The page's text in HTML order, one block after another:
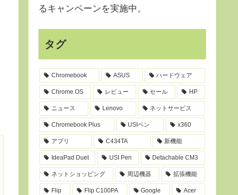
るキャンペーンを実施中。
タグ
Chromebook ASUS ハードウェア
Chrome OS レビュー セール HP
ニュース Lenovo ネットサービス
Chromebook Plus USIペン x360
アプリ C434TA 新機能
IdeaPad Duet USI Pen Detachable CM3
ネットショッピング 周辺機器 拡張機能
Flip Flip C100PA Google Acer